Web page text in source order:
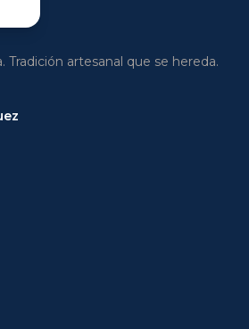
Tradición artesanal que se hereda.